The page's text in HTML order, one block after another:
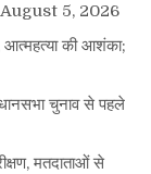
August 5, 2026
आत्महत्या की आशंका;
चुनाव से पहले
मतदाताओं से